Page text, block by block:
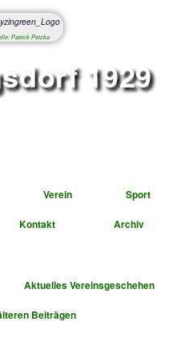
Quelle: Patrick Petzka
Kontakt